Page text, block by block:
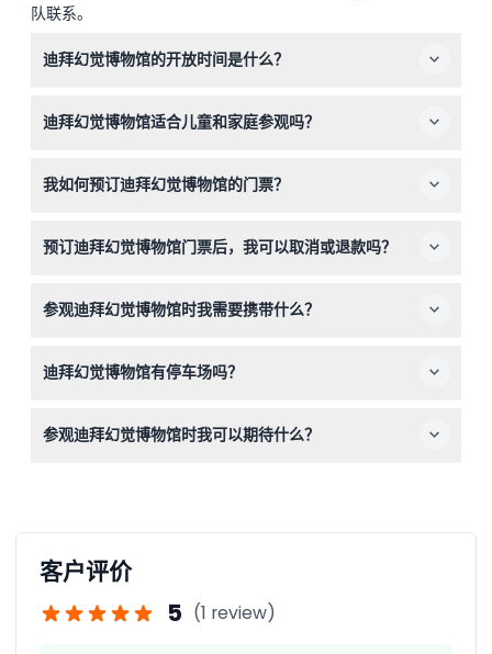
队联系。
迪拜幻觉博物馆的开放时间是什么？
10:00，周五至周日及公共假期开放时间为上午10:00至晚上
迪拜幻觉博物馆适合儿童和家庭参观吗？
厅，对儿童和成人来说既有趣又具有教育意义。
我如何预订迪拜幻觉博物馆的门票？
您偏好的日期和时间。
预订迪拜幻觉博物馆门票后，我可以取消或退款吗？
预订。
参观迪拜幻觉博物馆时我需要携带什么？
手机，以便在博物馆内创意且有趣的环境中拍摄难忘照片。
迪拜幻觉博物馆有停车场吗？
您访问博物馆。
参观迪拜幻觉博物馆时我可以期待什么？
客户评价
5 (1 review)